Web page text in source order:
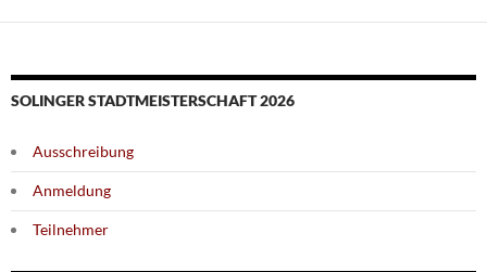
SOLINGER STADTMEISTERSCHAFT 2026
Ausschreibung
Anmeldung
Teilnehmer